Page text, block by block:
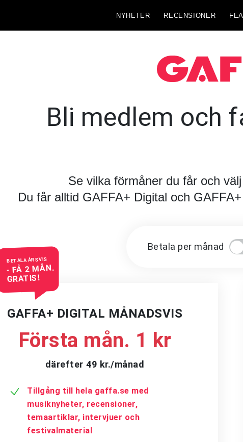
NYHETER RECENSIONER
Bli medlem och
Se vilka förmåner du får och
Du får alltid GAFFA+ Digital och
Betala per månad
BETALA ÅRSVIS
- FÅ 2 MÅN.
GRATIS!
GAFFA+ DIGITAL MÅNADSVIS
Första mån. 1 kr
därefter 49 kr./månad
Tillgång till hela gaffa.se med
musiknyheter, recensioner,
temaartiklar, intervjuer och
festivalmaterial